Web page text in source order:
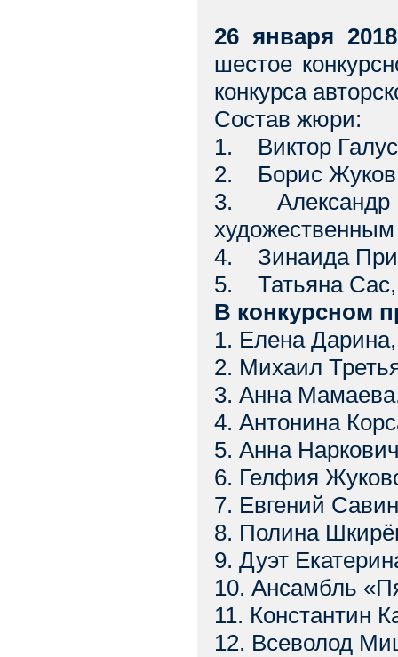
26 января
шестое
конкурса
Состав жюри:
1. Виктор
2. Борис
3. Александр
4. Зинаида
5. Татьяна Сас,
В конкурсном
1. Елена
2. Михаил
3. Анна
4. Антонина
5. Анна
6. Гелфия
7. Евгений
8. Полина
9. Дуэт
10. Ансамбль
11. Константин
12. Всеволод